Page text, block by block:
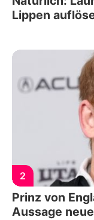
Lippen
2
Prinz von
Aussage